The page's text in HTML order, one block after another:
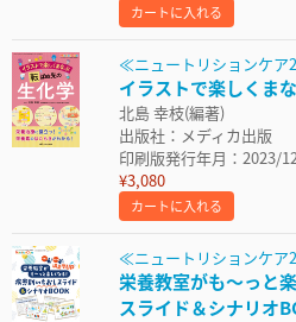
カートに入れる
≪ニュートリションケア
イラストで楽しくま
北島 幸枝(編著)
出版社：メディカ出版
印刷版発行年月：2023/
¥3,080
カートに入れる
≪ニュートリションケア
栄養教室がも～っと
スライド＆シナリオ